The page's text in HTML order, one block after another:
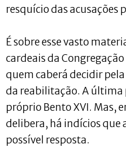
resquício das acusações
É sobre esse vasto
cardeais da
quem caberá decidir
da reabilitação. A última
próprio Bento XVI. Mas,
delibera, há indícios que
possível resposta.